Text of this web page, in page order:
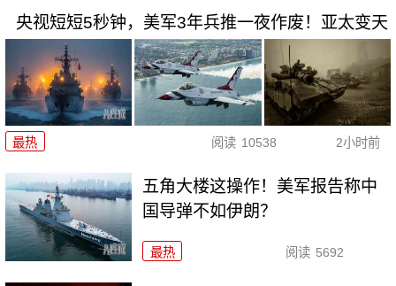
央视短短5秒钟，美军3年兵推一夜作废！亚太变天
最热 阅读 10538 2小时前
五角大楼这操作！美军报告称中
国导弹不如伊朗？
最热 阅读 5692